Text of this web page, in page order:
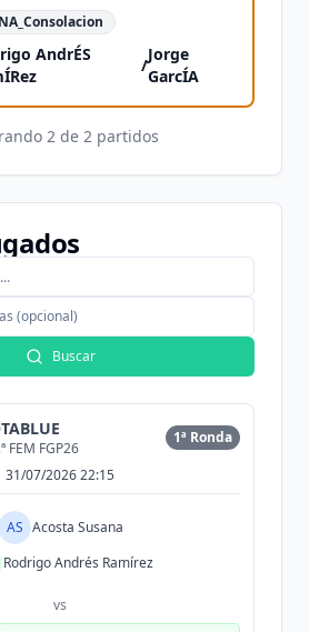
AndrÉS
/
Jorge
GarcÍA
2 de 2 partidos
(opcional)
Buscar
FEM FGP26
1ª Ronda
31/07/2026 22:15
AS Acosta Susana
Rodrigo Andrés Ramírez
vs